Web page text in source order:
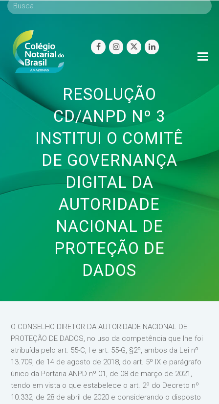
facebookinstagram
twitterlinkedin
RESOLUÇÃO
CD/ANPD Nº 3
INSTITUI O COMITÊ
DE GOVERNANÇA
DIGITAL DA
AUTORIDADE
NACIONAL DE
PROTEÇÃO DE
DADOS
O CONSELHO DIRETOR DA AUTORIDADE NACIONAL DE
PROTEÇÃO DE DADOS, no uso da competência que lhe foi
atribuída pelo art. 55-C, I e art. 55-G, §2º, ambos da Lei nº
13.709, de 14 de agosto de 2018, do art. 5º IX e parágrafo
único da Portaria ANPD nº 01, de 08 de março de 2021,
tendo em vista o que estabelece o art. 2º do Decreto nº
10.332, de 28 de abril de 2020 e considerando o disposto